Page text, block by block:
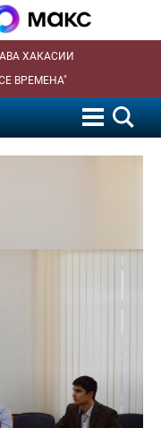
ХАКАСИИ
ВРЕМЕНА"